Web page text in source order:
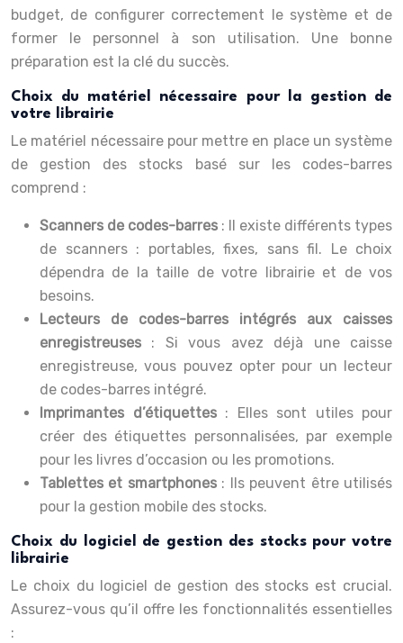
budget, de configurer correctement le système et de
former le personnel à son utilisation. Une bonne
préparation est la clé du succès.
Choix du matériel nécessaire pour la gestion de
votre librairie
Le matériel nécessaire pour mettre en place un système
de gestion des stocks basé sur les codes-barres
comprend :
Scanners de codes-barres : Il existe différents types
de scanners : portables, fixes, sans fil. Le choix
dépendra de la taille de votre librairie et de vos
besoins.
Lecteurs de codes-barres intégrés aux caisses
enregistreuses : Si vous avez déjà une caisse
enregistreuse, vous pouvez opter pour un lecteur
de codes-barres intégré.
Imprimantes d’étiquettes : Elles sont utiles pour
créer des étiquettes personnalisées, par exemple
pour les livres d’occasion ou les promotions.
Tablettes et smartphones : Ils peuvent être utilisés
pour la gestion mobile des stocks.
Choix du logiciel de gestion des stocks pour votre
librairie
Le choix du logiciel de gestion des stocks est crucial.
Assurez-vous qu’il offre les fonctionnalités essentielles
: